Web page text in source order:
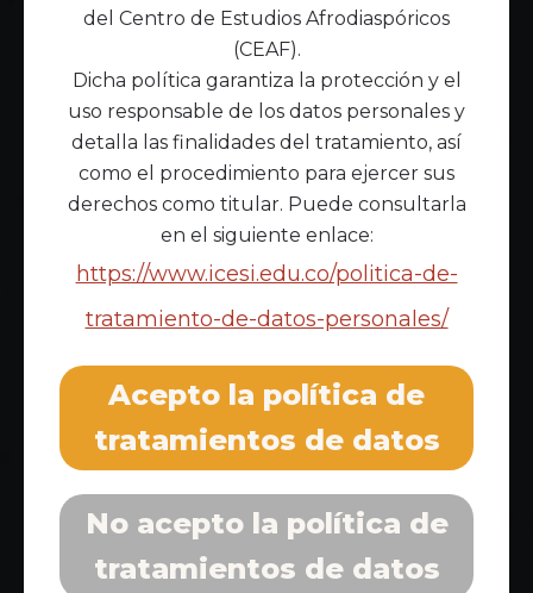
del Centro de Estudios Afrodiaspóricos
(CEAF).
Dicha política garantiza la protección y el
uso responsable de los datos personales y
detalla las finalidades del tratamiento, así
como el procedimiento para ejercer sus
derechos como titular. Puede consultarla
en el siguiente enlace:
https://www.icesi.edu.co/politica-de-
tratamiento-de-datos-personales/
Acepto la política de
tratamientos de datos
No acepto la política de
tratamientos de datos